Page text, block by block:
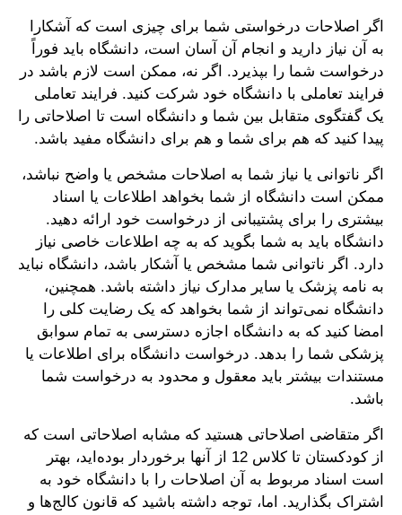
اگر اصلاحات درخواستی شما برای چیزی است که آشکارا
به آن نیاز دارید و انجام آن آسان است، دانشگاه باید فوراً
درخواست شما را بپذیرد. اگر نه، ممکن است لازم باشد در
فرایند تعاملی با دانشگاه خود شرکت کنید. فرایند تعاملی
یک گفتگوی متقابل بین شما و دانشگاه است تا اصلاحاتی را
پیدا کنید که هم برای شما و هم برای دانشگاه مفید باشد.
اگر ناتوانی یا نیاز شما به اصلاحات مشخص یا واضح نباشد،
ممکن است دانشگاه از شما بخواهد اطلاعات یا اسناد
بیشتری را برای پشتیبانی از درخواست خود ارائه دهید.
دانشگاه باید به شما بگوید که به چه اطلاعات خاصی نیاز
دارد. اگر ناتوانی شما مشخص یا آشکار باشد، دانشگاه نباید
به نامه پزشک یا سایر مدارک نیاز داشته باشد. همچنین،
دانشگاه نمی‌تواند از شما بخواهد که یک رضایت کلی را
امضا کنید که به دانشگاه اجازه دسترسی به تمام سوابق
پزشکی شما را بدهد. درخواست دانشگاه برای اطلاعات یا
مستندات بیشتر باید معقول و محدود به درخواست شما
باشد.
اگر متقاضی اصلاحاتی هستید که مشابه اصلاحاتی است که
از کودکستان تا کلاس 12 از آنها برخوردار بوده‌اید، بهتر
است اسناد مربوط به آن اصلاحات را با دانشگاه خود به
اشتراک بگذارید. اما، توجه داشته باشید که قانون کالج‌ها و